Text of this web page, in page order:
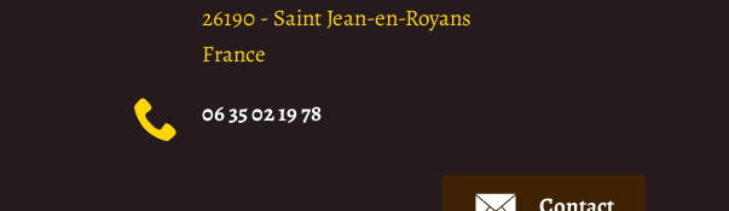
26190- Saint Jean-en-Royans
France
06 35 02 19 78